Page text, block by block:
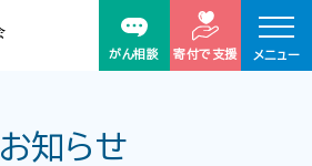
がん相談 寄付で支援 メニュー
お知らせ